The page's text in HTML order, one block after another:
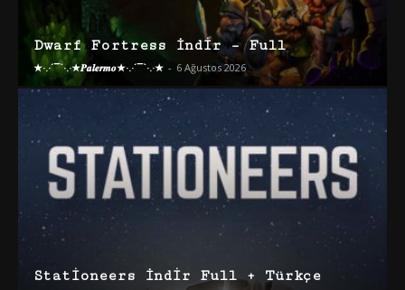
Dwarf Fortress İndir – Full
★·.·´¯`·.·★𝑷𝒂𝒍𝒆𝒓𝒎𝒐★·.·´¯`·.·★ - 6 Ağustos 2026
Stationeers İndir Full + Türkçe